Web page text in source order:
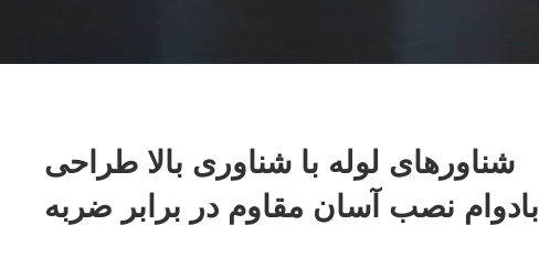
شناورهای لوله با شناوری بالا طراحی
بادوام نصب آسان مقاوم در برابر ضربه